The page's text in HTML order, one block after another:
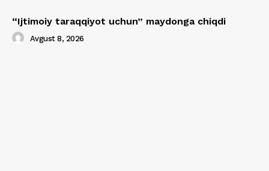
“Ijtimoiy taraqqiyot uchun” maydonga chiqdi
Avgust 8, 2026